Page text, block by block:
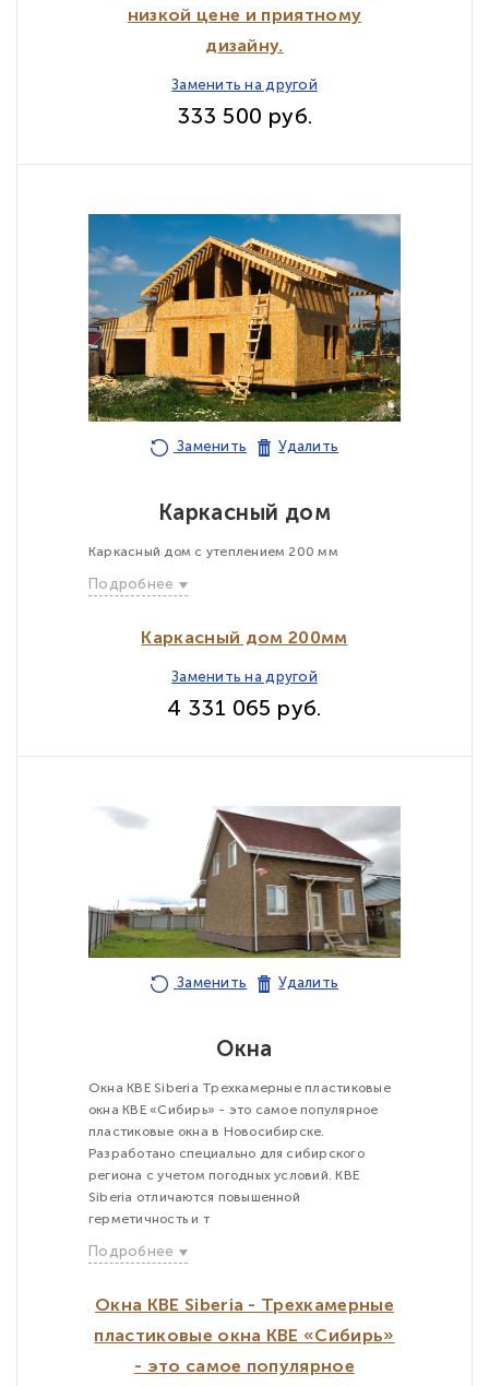
низкой цене и приятному
дизайну.
Заменить на другой
333 500 руб.
Заменить Удалить
Каркасный дом
Каркасный дом с утеплением 200 мм
Подробнее
Каркасный дом 200мм
Заменить на другой
4 331 065 руб.
Заменить Удалить
Окна
Окна KBE Siberia Трехкамерные пластиковые
окна KBE «Сибирь» - это самое популярное
пластиковые окна в Новосибирске.
Разработано специально для сибирского
региона с учетом погодных условий. KBE
Siberia отличаются повышенной
герметичность и т
Подробнее
Окна KBE Siberia - Трехкамерные
пластиковые окна KBE «Сибирь»
- это самое популярное